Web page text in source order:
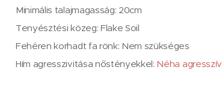
Minimális talajmagasság: 20cm
Tenyésztési közeg: Flake Soil
Fehéren korhadt fa rönk: Nem szükséges
Hím agresszivitása nőstényekkel: Néha agresszív